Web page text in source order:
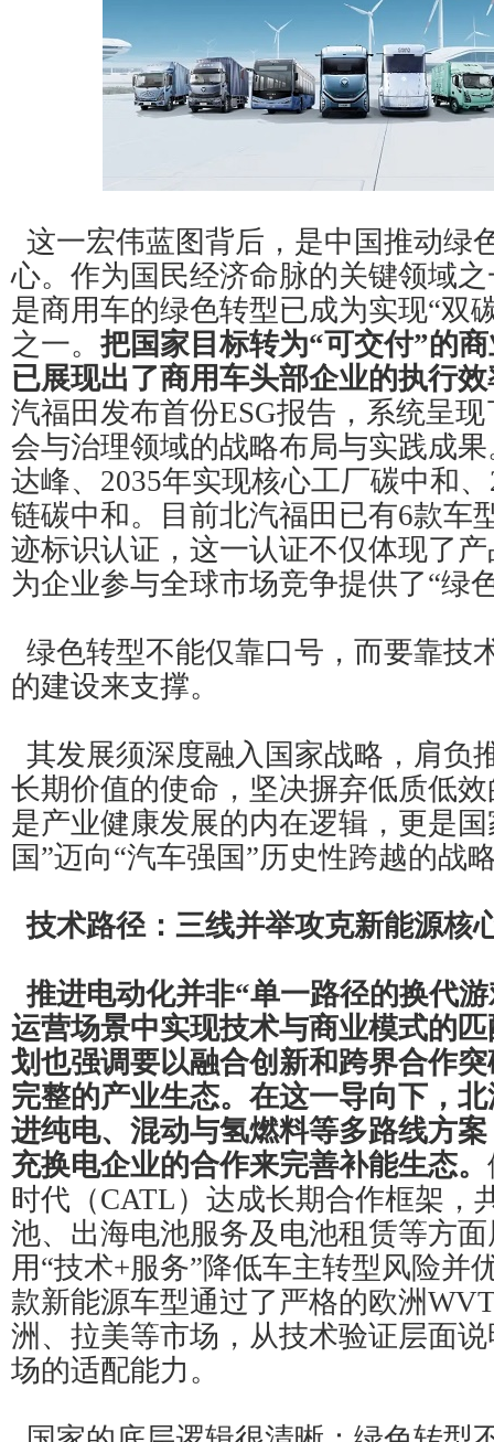
这一宏伟蓝图背后，是中国推动绿
心。作为国民经济命脉的关键领域
是商用车的绿色转型已成为实现“双
之一。把国家目标转为“可交付”的
已展现出了商用车头部企业的执行
汽福田发布首份ESG报告，系统呈
会与治理领域的战略布局与实践成
达峰、2035年实现核心工厂碳中和
链碳中和。目前北汽福田已有6款车
迹标识认证，这一认证不仅体现了
为企业参与全球市场竞争提供了“绿
绿色转型不能仅靠口号，而要靠技
的建设来支撑。
其发展须深度融入国家战略，肩负
长期价值的使命，坚决摒弃低质低
是产业健康发展的内在逻辑，更是
国”迈向“汽车强国”历史性跨越的战
技术路径：三线并举攻克新能源核
推进电动化并非“单一路径的换代
运营场景中实现技术与商业模式的
划也强调要以融合创新和跨界合作
完整的产业生态。在这一导向下，
进纯电、混动与氢燃料等多路线方
充换电企业的合作来完善补能生态。
时代（CATL）达成长期合作框架，
池、出海电池服务及电池租赁等方
用“技术+服务”降低车主转型风险并
款新能源车型通过了严格的欧洲
洲、拉美等市场，从技术验证层面
场的适配能力。